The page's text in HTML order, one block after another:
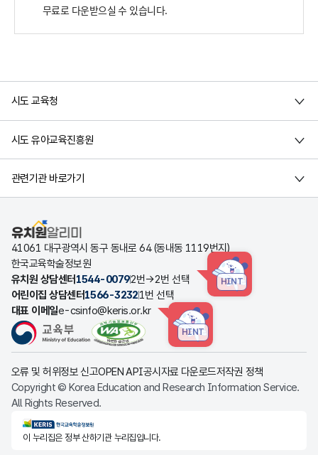
무료로 다운받으실 수 있습니다.
시도 교육청
시도 유아교육진흥원
관련기관 바로가기
유치원알리미
41061 대구광역시 동구 동내로 64 (동내동 1119번지)
한국교육학술정보원
유치원 상담센터 1544-00792번→2번 선택 HINT
어린이집 상담센터1566-32321번 선택
대표 이메일e-csinfo@keris.or.kr
HINT
오류 및 허위정보 신고OPEN API공시자료 다운로드저작권 정책
Copyright © Korea Education and Research Information Service.
All Rights Reserved.
KERIS한국교육학술정보원
이 누리집은 정부 산하기관 누리집입니다.